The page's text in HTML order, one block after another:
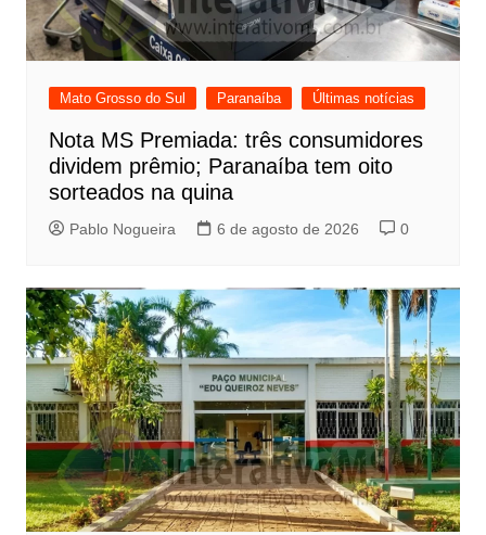
Mato Grosso do Sul Paranaíba Últimas notícias
Nota MS Premiada: três consumidores
dividem prêmio; Paranaíba tem oito
sorteados na quina
Pablo Nogueira 6 de agosto de 2026 0